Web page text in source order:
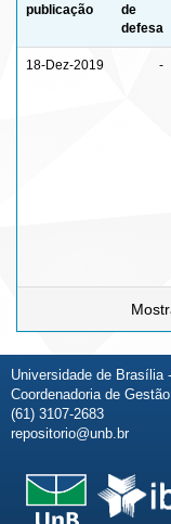
publicação
de
defesa
18-Dez-2019 -
Universidade de Brasília
Coordenadoria de
(61) 3107-2683
repositorio@unb.br